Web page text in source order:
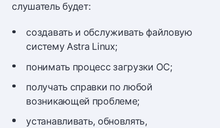
слушатель будет:
создавать и обслуживать файловую
систему Astra Linux;
понимать процесс загрузки ОС;
получать справки по любой
возникающей проблеме;
устанавливать, обновлять,